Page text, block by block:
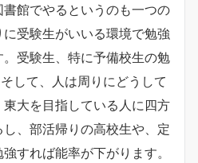
館でやるというのも一つの
受験生がいいる環境で勉強
受験生、特に予備校生の勉
して、人は周りにどうして
大を目指している人に四方
、部活帰りの高校生や、定
すれば能率が下がります。